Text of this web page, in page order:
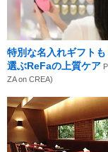
特別な名入れギフト
選ぶReFaの上質ケア
ZA on CREA)